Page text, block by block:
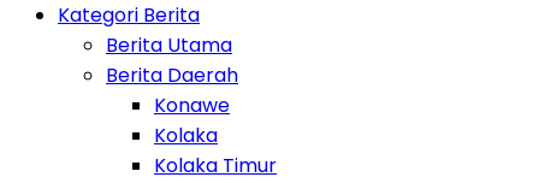
Kategori Berita
Berita Utama
Berita Daerah
Konawe
Kolaka
Kolaka Timur